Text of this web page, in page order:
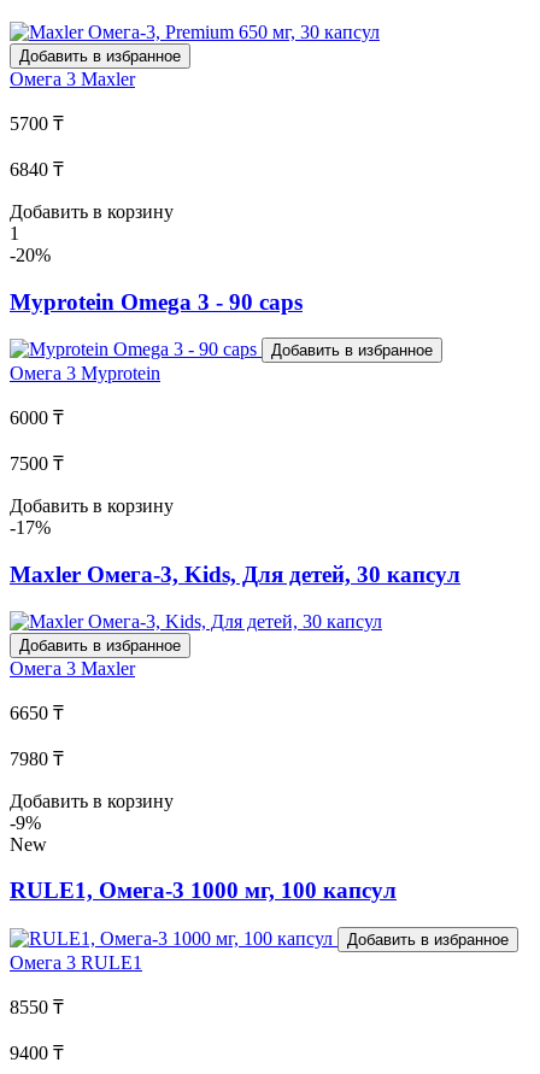
Добавить в избранное
Омега 3 Maxler
5700 ₸
6840 ₸
Добавить в корзину
1
-20%
Myprotein Omega 3 - 90 caps
Добавить в избранное
Омега 3 Myprotein
6000 ₸
7500 ₸
Добавить в корзину
-17%
Maxler Омега-3, Kids, Для детей, 30 капсул
Добавить в избранное
Омега 3 Maxler
6650 ₸
7980 ₸
Добавить в корзину
-9%
New
RULE1, Омега-3 1000 мг, 100 капсул
Добавить в избранное
Омега 3 RULE1
8550 ₸
9400 ₸